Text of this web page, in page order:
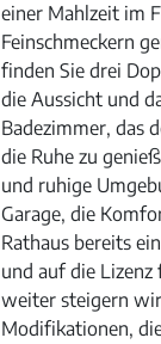
einer Mahlzeit im
Feinschmeckern
finden Sie drei
die Aussicht und
Badezimmer, das
die Ruhe zu
und ruhige
Garage, die
Rathaus bereits
und auf die
weiter steigern
Modifikationen,